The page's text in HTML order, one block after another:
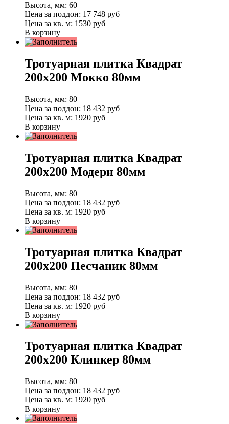
Высота, мм: 60
Цена за поддон: 17 748 руб
Цена за кв. м: 1530 руб
В корзину
Тротуарная плитка Квадрат
200х200 Мокко 80мм
Высота, мм: 80
Цена за поддон: 18 432 руб
Цена за кв. м: 1920 руб
В корзину
Тротуарная плитка Квадрат
200х200 Модерн 80мм
Высота, мм: 80
Цена за поддон: 18 432 руб
Цена за кв. м: 1920 руб
В корзину
Тротуарная плитка Квадрат
200х200 Песчаник 80мм
Высота, мм: 80
Цена за поддон: 18 432 руб
Цена за кв. м: 1920 руб
В корзину
Тротуарная плитка Квадрат
200х200 Клинкер 80мм
Высота, мм: 80
Цена за поддон: 18 432 руб
Цена за кв. м: 1920 руб
В корзину